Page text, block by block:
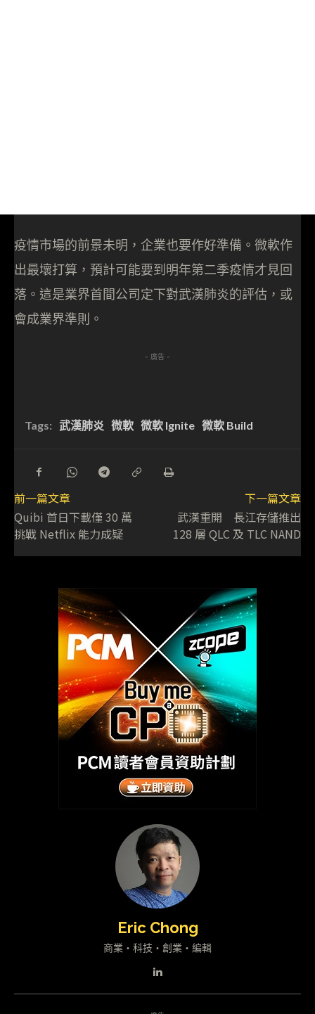
疫情市場的前景未明，企業也要作好準備。微軟作
出最壞打算，預計可能要到明年第二季疫情才見回
落。這是業界首間公司定下對武漢肺炎的評估，或
會成業界準則。
- 廣告 -
Tags: 武漢肺炎 微軟 微軟 Ignite 微軟 Build
前一篇文章
Quibi 首日下載僅 30 萬
挑戰 Netflix 能力成疑
下一篇文章
武漢重開 長江存儲推出
128 層 QLC 及 TLC NAND
Eric Chong
商業・科技・創業・編輯